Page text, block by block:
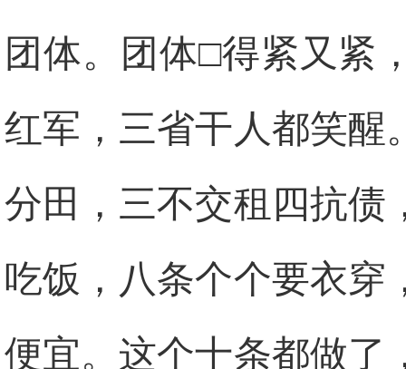
团体。团体□得紧又紧
红军，三省干人都笑醒
分田，三不交租四抗债
吃饭，八条个个要衣穿
便宜。这个十条都做了